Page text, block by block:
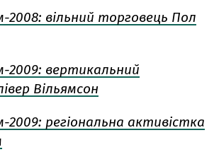
2008: вільний торговець Пол
2009: вертикальний
Вільямсон
2009: регіональна активістка